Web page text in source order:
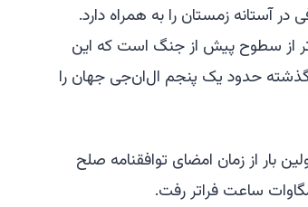
آستانه زمستان را به همراه دارد.
در آسیا بیش از ۸۰ درصد بالاتر از سطوح پیش از جنگ است که این
گذشته حدود یک پنجم ال‌ان‌جی جهان را
بار از زمان امضای توافقنامه صلح